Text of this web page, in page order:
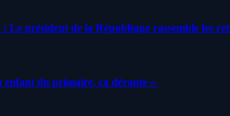
président de la République rassemble les
enfant du primaire, ça déroute «